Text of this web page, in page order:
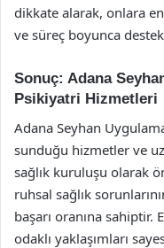
dikkate alarak, onlara
ve süreç boyunca
Sonuç: Adana
Psikiyatri Hizmetleri
Adana Seyhan
sunduğu hizmetler ve
sağlık kuruluşu olarak
ruhsal sağlık
başarı oranına
odaklı yaklaşımları